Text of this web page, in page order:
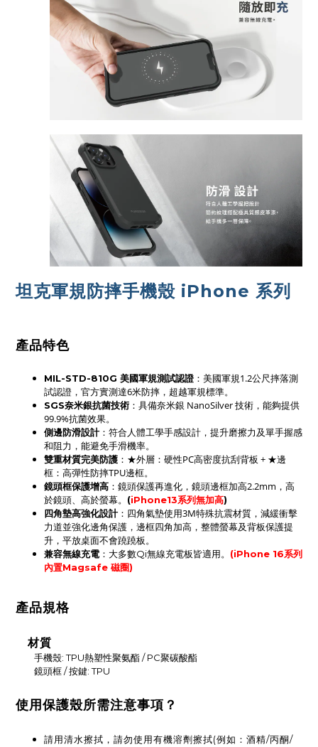
坦克軍規防摔手機殼 iPhone 系列
產品特色
MIL-STD-810G 美國軍規測試認證 ：美國軍規1.2公尺摔落測
試認證，官方實測達6米防摔，超越軍規標準。
SGS奈米銀抗菌技術 ：具備奈米銀 NanoSilver 技術，能夠提供
99.9%抗菌效果。
側邊防滑設計：符合人體工學手感設計，提升磨擦力及單手握感
和阻力，能避免手滑機率。
雙重材質完美防護 ：★外層：硬性PC高密度抗刮背板 + ★邊
框：高彈性防摔TPU邊框。
鏡頭框保護增高 ：鏡頭保護再進化，鏡頭邊框加高2.2mm，高
於鏡頭、高於螢幕。
(iPhone13系列無加高)
四角墊高強化設計：四角氣墊使用3M特殊抗震材質，減緩衝擊
力道並強化邊角保護， 邊框四角加高， 整體螢幕及背板保護提
升 ，平放桌面不會蹺蹺板。
兼容無線充電 ： 大多數Qi無線充電板皆適用。 (iPhone 16系列
內置Magsafe 磁圈)
產品規格
材質
手機殼: TPU熱塑性聚氨酯 / PC聚碳酸酯
鏡頭框 / 按鍵: TPU
使用保護殼所需注意事項？
請用清水擦拭，請勿使用有機溶劑擦拭(例如：酒精/丙酮/